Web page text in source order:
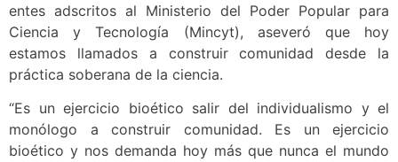
entes adscritos al Ministerio del Poder Popular para
Ciencia y Tecnología (Mincyt), aseveró que hoy
estamos llamados a construir comunidad desde la
práctica soberana de la ciencia.
“Es un ejercicio bioético salir del individualismo y el
monólogo a construir comunidad. Es un ejercicio
bioético y nos demanda hoy más que nunca el mundo